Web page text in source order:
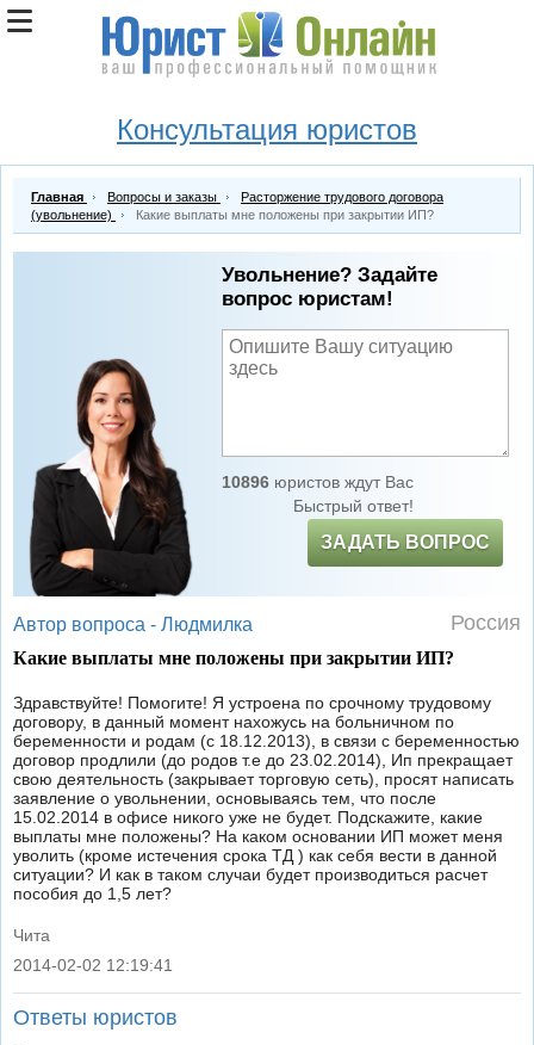
Консультация юристов
Главная Вопросы и заказы
Расторжение трудового договора
(увольнение)
Какие выплаты мне положены при закрытии ИП?
Увольнение? Задайте
вопрос юристам!
10896юристов ждут Вас
Быстрый ответ!
ЗАДАТЬ ВОПРОС
Автор вопроса - Людмилка Россия
Какие выплаты мне положены при закрытии ИП?
Здравствуйте! Помогите! Я устроена по срочному трудовому
договору, в данный момент нахожусь на больничном по
беременности и родам (с 18.12.2013), в связи с беременностью
договор продлили (до родов т.е до 23.02.2014), Ип прекращает
свою деятельность (закрывает торговую сеть), просят написать
заявление о увольнении, основываясь тем, что после
15.02.2014 в офисе никого уже не будет. Подскажите, какие
выплаты мне положены? На каком основании ИП может меня
уволить (кроме истечения срока ТД ) как себя вести в данной
ситуации? И как в таком случаи будет производиться расчет
пособия до 1,5 лет?
Чита
|
2014-02-02 12:19:41
Ответы юристов